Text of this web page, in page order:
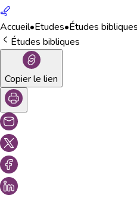
Accueil•Etudes•Études bibliques
Études bibliques
Copier le lien